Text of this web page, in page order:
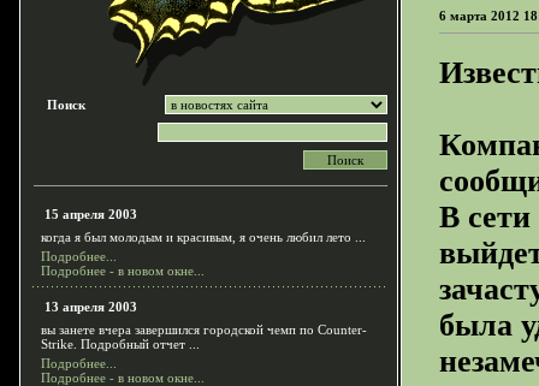
Поиск
15 апреля 2003
когда я был молодым и красивым, я очень любил лето ...
Подробнее...
Подробнее - в новом окне...
13 апреля 2003
вы занете вчера завершился городской чемп по Counter-
Strike. Подробный отчет ...
Подробнее...
Подробнее - в новом окне...
6 марта 2012
В
была